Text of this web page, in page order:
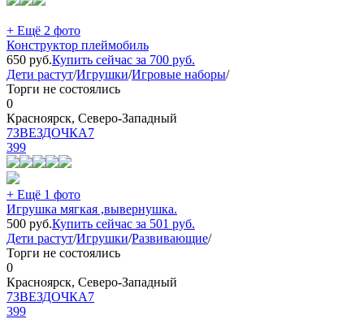
+ Ещё 2 фото
Конструктор плеймобиль
650 руб.Купить сейчас за 700 руб.
Дети растут/Игрушки/Игровые наборы/
Торги не состоялись
0
Красноярск, Северо-Западный
7ЗВЕЗДОЧКА7
399
+ Ещё 1 фото
Игрушка мягкая ,вывернушка.
500 руб.Купить сейчас за 501 руб.
Дети растут/Игрушки/Развивающие/
Торги не состоялись
0
Красноярск, Северо-Западный
7ЗВЕЗДОЧКА7
399